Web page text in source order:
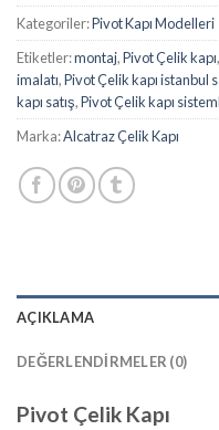
Kategoriler:Pivot Kapı Modelleri
Etiketler:montaj,Pivot Çelik kapı,
imalatı,Pivot Çelik kapı istanbul
kapı satış,Pivot Çelik kapı
Marka:Alcatraz Çelik Kapı
AÇIKLAMA
DEĞERLENDIRMELER (0)
Pivot Çelik Kapı